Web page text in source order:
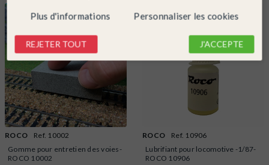
ROCO
Ref. 10002
Gomme pour entretien des voies-
ROCO 10002
ROCO
Ref. 10906
Lubrifiant pour locomotive -1/87-
ROCO 10906
Plus d'informations Personnaliser les cookies
REJETER TOUT J'ACCEPTE